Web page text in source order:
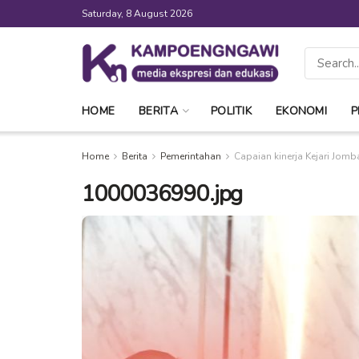
Saturday, 8 August 2026
HOME BERITA POLITIK EKONOMI
Home Berita Pemerintahan Capaian kinerja Kejari
1000036990.jpg